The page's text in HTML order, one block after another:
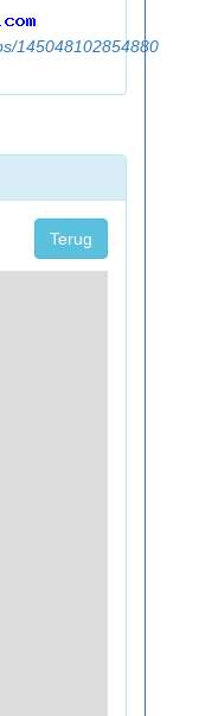
145048102854880
Terug